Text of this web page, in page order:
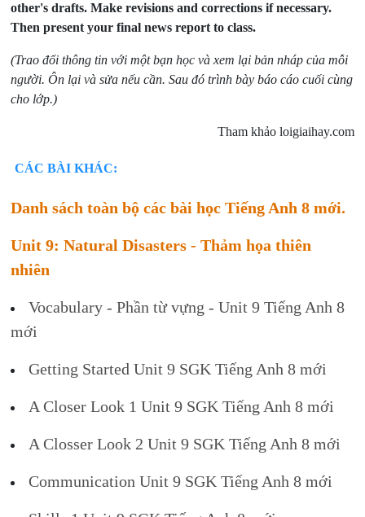
other's drafts. Make revisions and corrections if necessary.
Then present your final news report to class.
(Trao đổi thông tin với một bạn học và xem lại bản nháp của mỗi
người. Ôn lại và sửa nếu cần. Sau đó trình bày báo cáo cuối cùng
cho lớp.)
Tham khảo loigiaihay.com
CÁC BÀI KHÁC:
Danh sách toàn bộ các bài học Tiếng Anh 8 mới.
Unit 9: Natural Disasters - Thảm họa thiên
nhiên
Vocabulary - Phần từ vựng - Unit 9 Tiếng Anh 8
mới
Getting Started Unit 9 SGK Tiếng Anh 8 mới
A Closer Look 1 Unit 9 SGK Tiếng Anh 8 mới
A Closser Look 2 Unit 9 SGK Tiếng Anh 8 mới
Communication Unit 9 SGK Tiếng Anh 8 mới